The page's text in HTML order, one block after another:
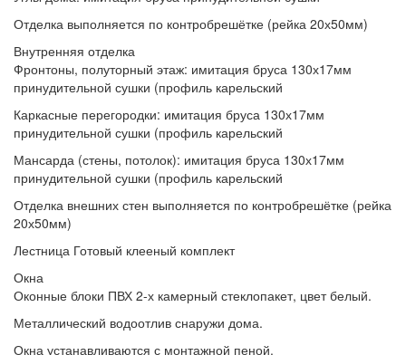
Отделка выполняется по контробрешётке (рейка 20х50мм)
Внутренняя отделка
Фронтоны, полуторный этаж: имитация бруса 130х17мм
принудительной сушки (профиль карельский
Каркасные перегородки: имитация бруса 130х17мм
принудительной сушки (профиль карельский
Мансарда (стены, потолок): имитация бруса 130х17мм
принудительной сушки (профиль карельский
Отделка внешних стен выполняется по контробрешётке (рейка
20х50мм)
Лестница Готовый клееный комплект
Окна
Оконные блоки ПВХ 2-х камерный стеклопакет, цвет белый.
Металлический водоотлив снаружи дома.
Окна устанавливаются с монтажной пеной.